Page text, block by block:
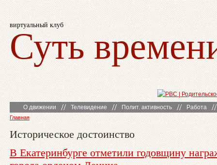
виртуальный клуб
Суть
О движении Телевидение Полит. активность Работа
Главная
Историческое достоинство
В Екатеринбурге отметили годовщину